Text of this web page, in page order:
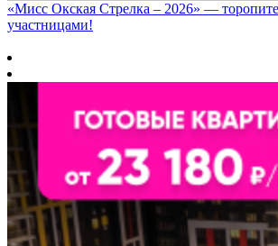
«Мисс Окская Стрелка – 2026» —
участницами!